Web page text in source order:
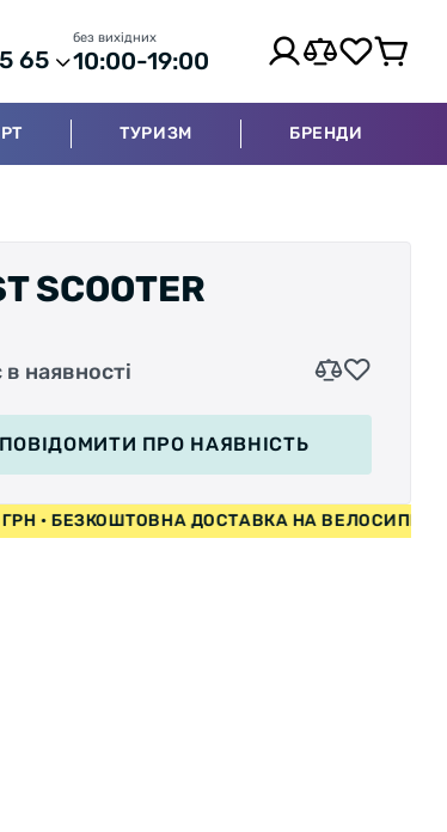
65
без вихідних
10:00-19:00
ТУРИЗМ БРЕНДИ
SCOOTER
наявності
ПОВІДОМИТИ ПРО НАЯВНІСТЬ
ГРН • БЕЗКОШТОВНА ДОСТАВКА НА